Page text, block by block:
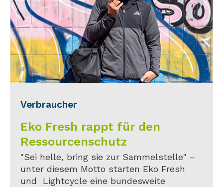
Verbraucher
Eko Fresh rappt für den
Ressourcenschutz
"Sei helle, bring sie zur Sammelstelle" –
unter diesem Motto starten Eko Fresh
und Lightcycle eine bundesweite